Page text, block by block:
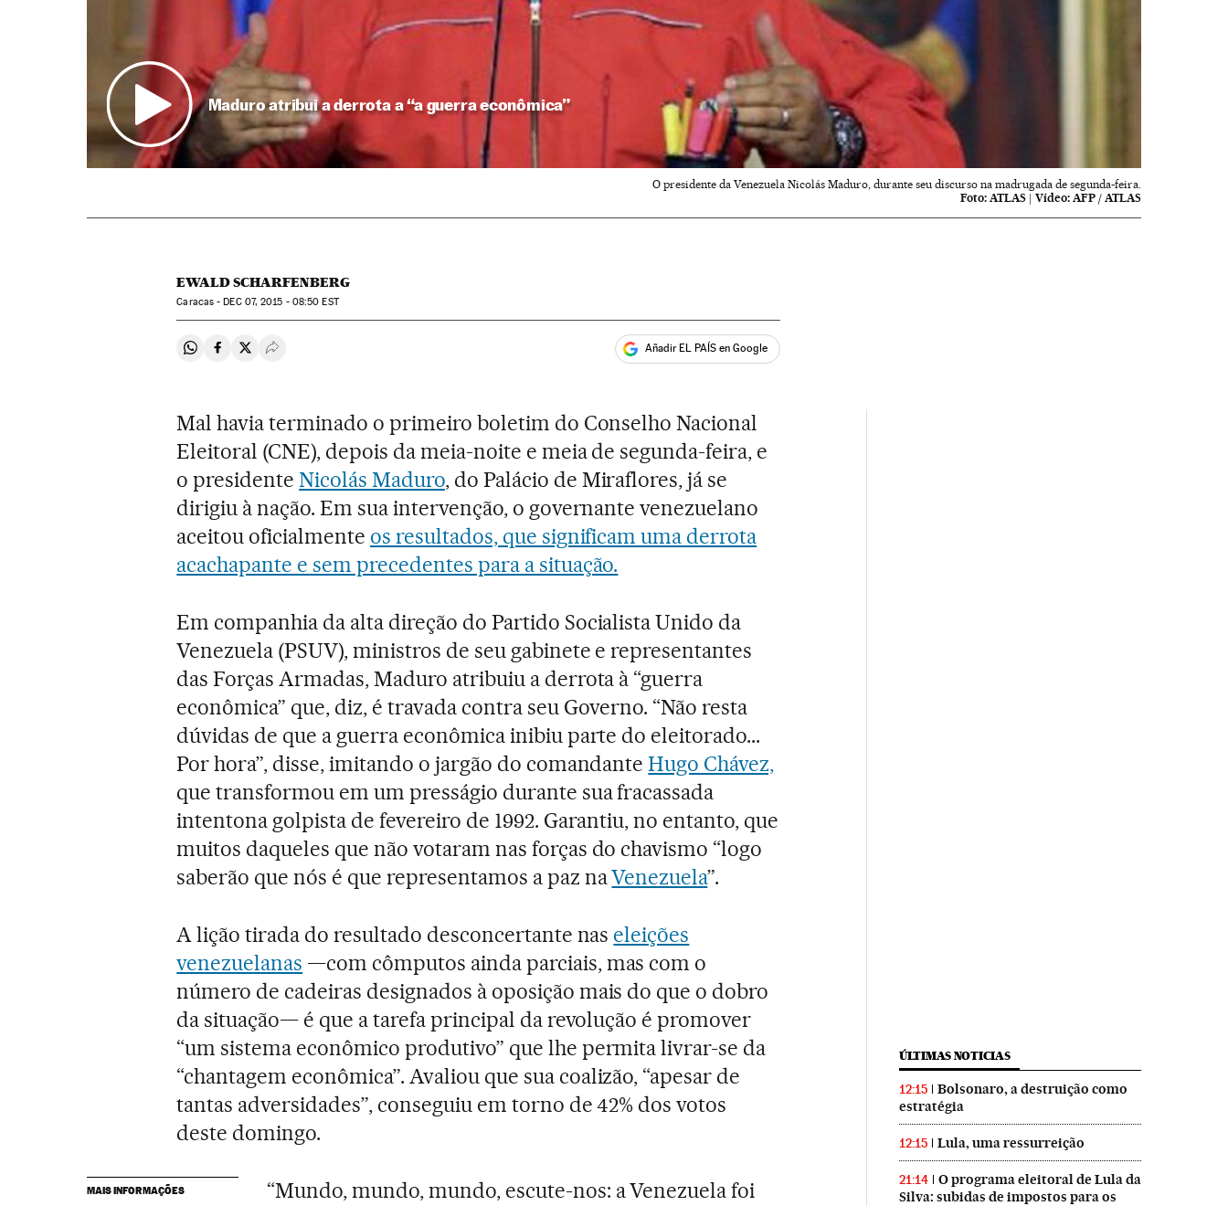
Maduro atribui a derrota a “a guerra econômica”
O presidente da Venezuela Nicolás Maduro, durante seu discurso na madrugada de segunda-feira.
Foto: ATLAS |Vídeo: AFP / ATLAS
EWALD SCHARFENBERG
Caracas -DEC07, 2015 - 08:50 EST
Compartir en Whatsapp
Compartir en Facebook
Compartir en Twitter
Desplegar Redes Sociales Añadir EL PAÍS en Google
Mal havia terminado o primeiro boletim do Conselho Nacional
Eleitoral (CNE), depois da meia-noite e meia de segunda-feira, e
o presidenteNicolás Maduro, do Palácio de Miraflores, já se
dirigiu à nação. Em sua intervenção, o governante venezuelano
aceitou oficialmente os resultados, que significam uma derrota
acachapante e sem precedentes para a situação.
Em companhia da alta direção do Partido Socialista Unido da
Venezuela (PSUV), ministros de seu gabinete e representantes
das Forças Armadas, Maduro atribuiu a derrota à “guerra
econômica” que, diz, é travada contra seu Governo. “Não resta
dúvidas de que a guerra econômica inibiu parte do eleitorado...
Por hora”, disse, imitando o jargão do comandanteHugo Chávez,
que transformou em um presságio durante sua fracassada
intentona golpista de fevereiro de 1992. Garantiu, no entanto, que
muitos daqueles que não votaram nas forças do chavismo “logo
saberão que nós é que representamos a paz naVenezuela”.
A lição tirada do resultado desconcertante nas eleições
venezuelanas —com cômputos ainda parciais, mas com o
número de cadeiras designados à oposição mais do que o dobro
da situação— é que a tarefa principal da revolução é promover
“um sistema econômico produtivo” que lhe permita livrar-se da
“chantagem econômica”. Avaliou que sua coalizão, “apesar de
tantas adversidades”, conseguiu em torno de 42% dos votos
deste domingo.
MAIS INFORMAÇÕES
“Mundo, mundo, mundo, escute-nos: a Venezuela foi
ÚLTIMAS NOTICIAS
12:15
Bolsonaro, a destruição como
estratégia
12:15 Lula, uma ressurreição
21:14
O programa eleitoral de Lula da
Silva: subidas de impostos para os